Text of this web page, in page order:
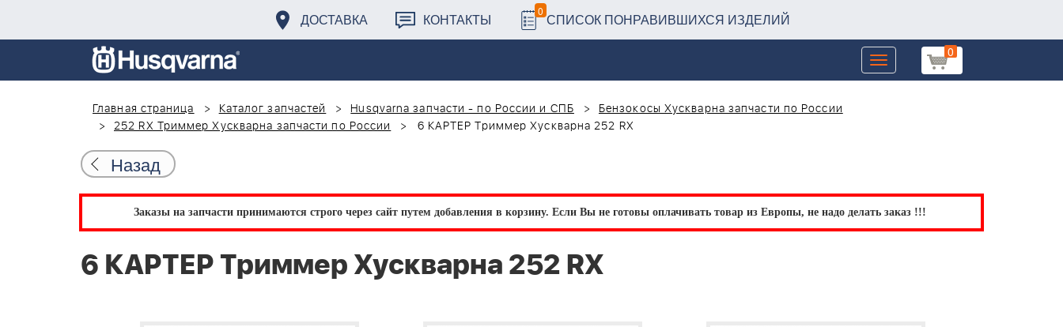
ДОСТАВКА КОНТАКТЫ 0 СПИСОК ПОНРАВИВШИХСЯ ИЗДЕЛИЙ
0
Toggle
navigation
Главная страница
Каталог запчастей Husqvarna запчасти - по России и СПБ
Бензокосы Хускварна запчасти по России
252 RX Триммер Хускварна запчасти по России
6 КАРТЕР Триммер Хускварна 252 RX
Назад
Заказы на запчасти принимаются строго через сайт путем добавления в корзину. Если Вы не готовы оплачивать товар из Европы, не надо делать заказ !!!
6 КАРТЕР Триммер Хускварна 252 RX